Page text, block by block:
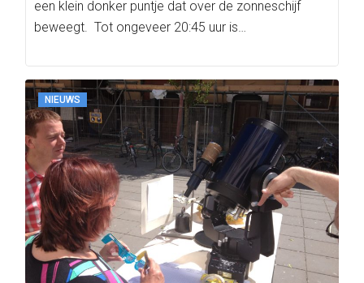
een klein donker puntje dat over de zonneschijf
beweegt. Tot ongeveer 20:45 uur is…
NIEUWS